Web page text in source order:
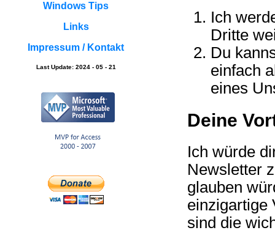
Windows Tips
Links
Impressum / Kontakt
Last Update: 2024 - 05 - 21
Ich
Dritte
Du
einfach
eines
Deine
Ich würde
Newsletter
glauben
einzigartige
sind die